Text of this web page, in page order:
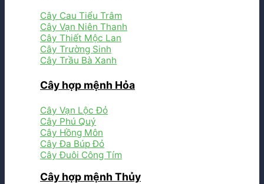
Cây Cau Tiểu Trâm
Cây Vạn Niên Thanh
Cây Thiết Mộc Lan
Cây Trường Sinh
Cây Trầu Bà Xanh
Cây hợp mệnh Hỏa
Cây Vạn Lộc Đỏ
Cây Phú Quý
Cây Hồng Môn
Cây Đa Búp Đỏ
Cây Đuôi Công Tím
Cây hợp mệnh Thủy